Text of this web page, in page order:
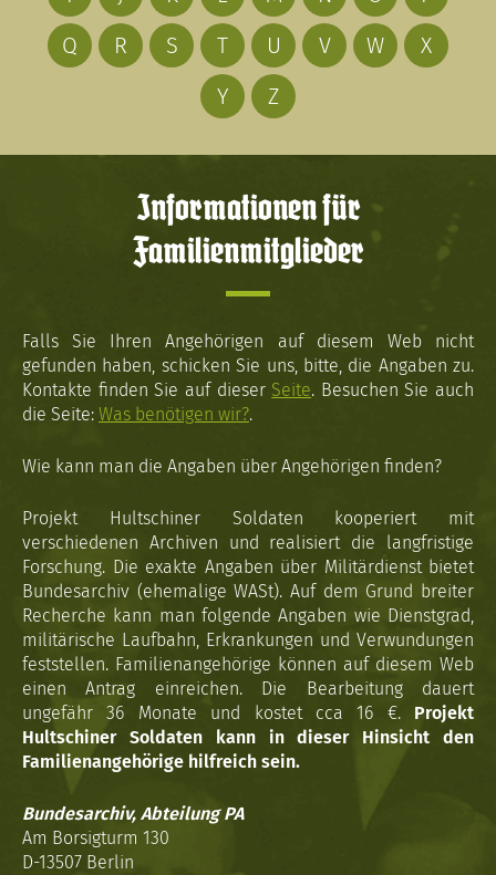
Q
R S T U V W
X
Y
Z
Informationen für
Familienmitglieder
Falls Sie Ihren Angehörigen auf diesem Web nicht
gefunden haben, schicken Sie uns, bitte, die Angaben zu.
Kontakte finden Sie auf dieser Seite. Besuchen Sie auch
die Seite: Was benötigen wir?.
Wie kann man die Angaben über Angehörigen finden?
Projekt Hultschiner Soldaten kooperiert mit
verschiedenen Archiven und realisiert die langfristige
Forschung. Die exakte Angaben über Militärdienst bietet
Bundesarchiv (ehemalige WASt). Auf dem Grund breiter
Recherche kann man folgende Angaben wie Dienstgrad,
militärische Laufbahn, Erkrankungen und Verwundungen
feststellen. Familienangehörige können auf diesem Web
einen Antrag einreichen. Die Bearbeitung dauert
ungefähr 36 Monate und kostet cca 16 €. Projekt
Hultschiner Soldaten kann in dieser Hinsicht den
Familienangehörige hilfreich sein.
Bundesarchiv, Abteilung PA
Am Borsigturm 130
D-13507 Berlin